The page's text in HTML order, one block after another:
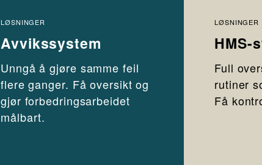
LØSNINGER
Avvikssystem
Unngå å gjøre samme feil
flere ganger. Få oversikt og
gjør forbedringsarbeidet
målbart.
LØSNINGER
HMS-
Full
rutiner
Få